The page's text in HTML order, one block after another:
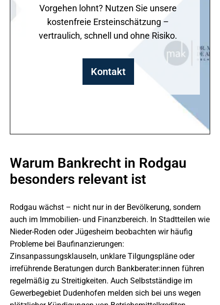
Vorgehen lohnt? Nutzen Sie unsere
kostenfreie Ersteinschätzung –
vertraulich, schnell und ohne Risiko.
Kontakt
Warum Bankrecht in Rodgau
besonders relevant ist
Rodgau wächst – nicht nur in der Bevölkerung, sondern
auch im Immobilien- und Finanzbereich. In Stadtteilen wie
Nieder-Roden oder Jügesheim beobachten wir häufig
Probleme bei Baufinanzierungen:
Zinsanpassungsklauseln, unklare Tilgungspläne oder
irreführende Beratungen durch Bankberater:innen führen
regelmäßig zu Streitigkeiten. Auch Selbstständige im
Gewerbegebiet Dudenhofen melden sich bei uns wegen